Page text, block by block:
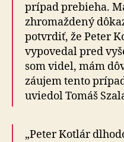
prípad prebieha.
zhromaždený
potvrdiť, že Peter
vypovedal pred
som videl, mám
záujem tento
uviedol Tomáš
„Peter Kotlár